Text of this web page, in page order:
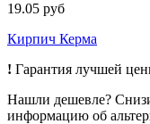
19.05 руб
Кирпич Керма
! Гарантия лучшей
Нашли дешевле?
информацию об